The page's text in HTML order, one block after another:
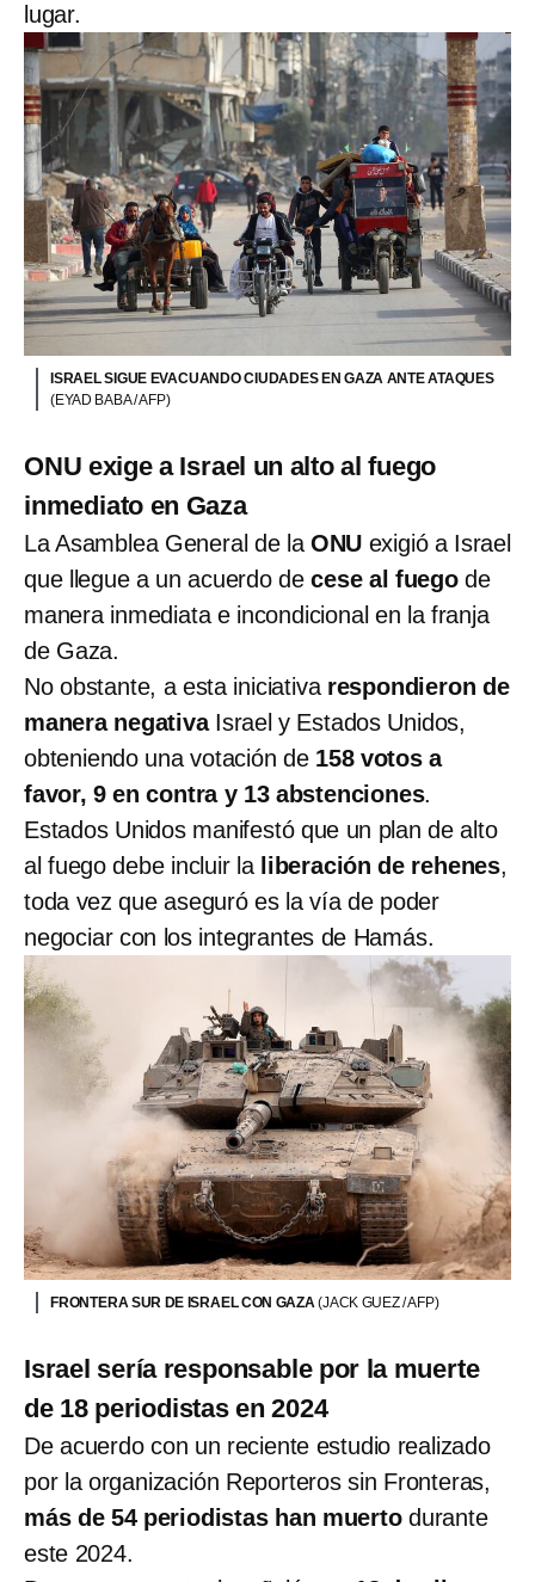
lugar.
ISRAEL SIGUE EVACUANDO CIUDADES EN GAZA ANTE ATAQUES
(EYAD BABA / AFP)
ONU exige a Israel un alto al fuego
inmediato en Gaza
La Asamblea General de la ONU exigió a Israel
que llegue a un acuerdo decese al fuegode
manera inmediata e incondicional en la franja
de Gaza.
No obstante, a esta iniciativa respondieron de
manera negativaIsrael y Estados Unidos,
obteniendo una votación de 158 votos a
favor, 9 en contra y 13 abstenciones.
Estados Unidos manifestó que un plan de alto
al fuego debe incluir la liberación de rehenes,
toda vez que aseguró es la vía de poder
negociar con los integrantes de Hamás.
FRONTERA SUR DE ISRAEL CON GAZA(JACK GUEZ / AFP)
Israel sería responsable por la muerte
de 18 periodistas en 2024
De acuerdo con un reciente estudio realizado
por la organización Reporteros sin Fronteras,
más de 54 periodistas han muertodurante
este 2024.